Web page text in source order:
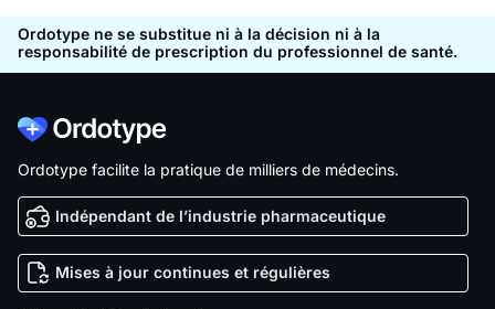
Ordotype ne se substitue ni à la décision ni à la
responsabilité de prescription du professionnel de santé.
Ordotype facilite la pratique de milliers de médecins.
Indépendant de l’industrie pharmaceutique
Mises à jour continues et régulières